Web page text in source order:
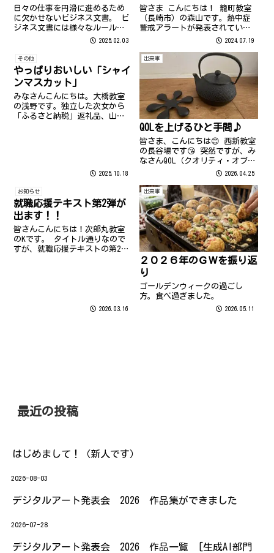
日々の仕事を円滑に進めるため
に欠かせないビジネス文書。 ビ
ジネス文書には様々なルールが
あり、普段作成されているあな
就職応援テキストは、 これから
社会人になる方 はもちろん 再
就職される方 社会人としての基
本を再...
2025.02.03
皆さま こんにちは！ 籠町教室
（長崎市）の森山です。熱中症
警戒アラートが発表されていま
す。いつも以上に積極的に、熱
この前自宅のパソコンが起動し
なくなったお話をしたいと思い
ます。デスクトップのパソコン
で、1m程移...
2024.07.19
その他
やっぱりおいしい「シャイ
ンマスカット」
みなさんこんにちは。大橋教室
の浅野です。独立した次女から
「ふるさと納税」返礼品、山梨
2025.10.18
出来事
QOLを上げるひと手間♪
皆さま、こんにちは😊 西新教室
の長谷場です😘 突然ですが、み
なさんQOL（クオリティ・オブ・
ライフ）って意識しています
は、鉄瓶でお湯を沸かすことで
す♪ 岩手県が誇る伝統工芸・南
部鉄器。霰（あられ）模様が美
しく、...
2026.04.25
お知らせ
就職応援テキスト第2弾が
出ます！！
皆さんこんにちは！次郎丸教室
のKです。 タイトル通りなので
すが、就職応援テキストの第2弾
2026.03.16
出来事
２０２６年のＧＷを振り返
り
ゴールデンウィークの過ごし
方。食べ過ぎました。
2026.05.11
最近の投稿
はじめまして！（新人です）
2026-08-03
デジタルアート発表会 2026 作品集ができました
2026-07-28
デジタルアート発表会 2026 作品一覧 [生成AI部門